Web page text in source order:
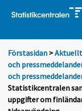
Förstasidan >Aktuellt
och
och
Statistikcentralen
uppgifter om